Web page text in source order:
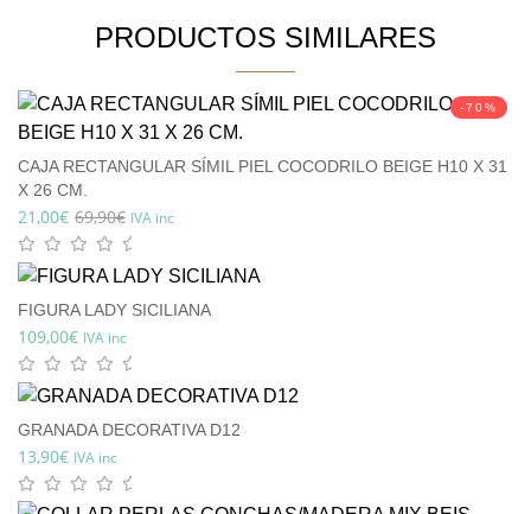
PRODUCTOS SIMILARES
-70%
CAJA RECTANGULAR SÍMIL PIEL COCODRILO BEIGE H10 X 31
X 26 CM.
69,90€
21,00€ IVA inc
FIGURA LADY SICILIANA
109,00€ IVA inc
GRANADA DECORATIVA D12
13,90€ IVA inc